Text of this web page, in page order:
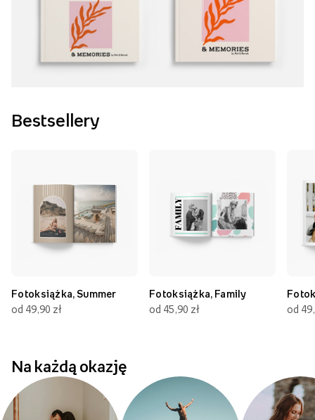
Bestsellery
Fotoksiążka, Summer
od 49,90 zł
Fotoksiążka, Family
od 45,90 zł
od
Na każdą okazję